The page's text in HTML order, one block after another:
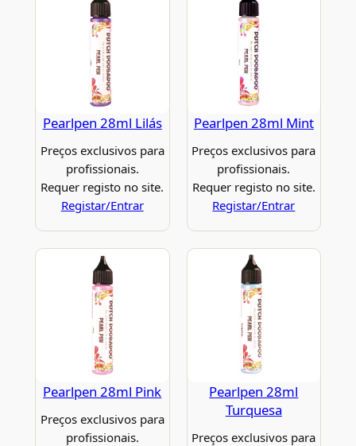
Pearlpen 28ml Lilás
Preços exclusivos para
profissionais.
Requer registo no site.
Registar/Entrar
Pearlpen 28ml Mint
Preços exclusivos para
profissionais.
Requer registo no site.
Registar/Entrar
Pearlpen 28ml Pink
Preços exclusivos para
profissionais.
Pearlpen 28ml
Turquesa
Preços exclusivos para